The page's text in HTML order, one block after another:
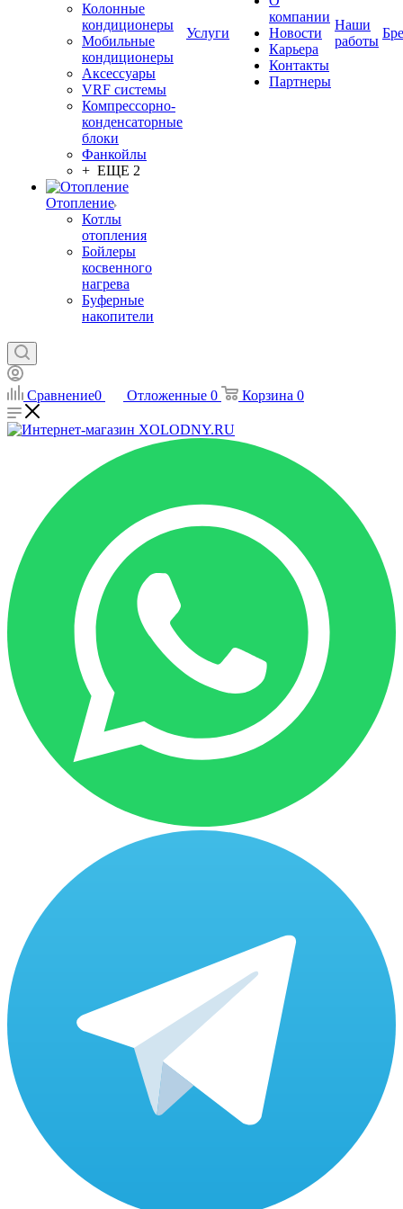
Колонные
кондиционеры
Мобильные
кондиционеры
Аксессуары
VRF системы
Компрессорно-
конденсаторные
блоки
Фанкойлы
+ ЕЩЕ 2
Отопление
Котлы
отопления
Бойлеры
косвенного
нагрева
Буферные
накопители
Услуги
компании
Новости
Карьера
Контакты
Партнеры
Наши
работы
Сравнение0 Отложенные 0 Корзина 0